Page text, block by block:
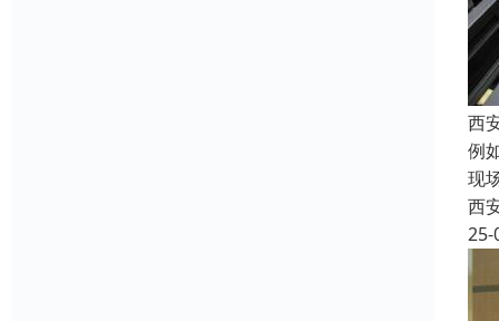
西
例
现
西
25-